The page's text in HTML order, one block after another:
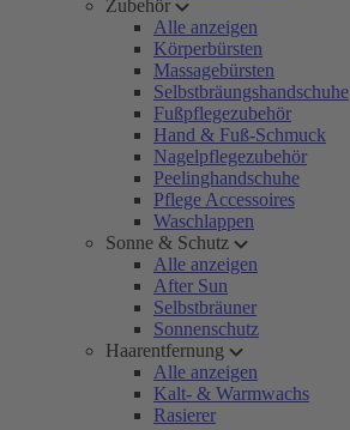
Zubehör
Alle anzeigen
Körperbürsten
Massagebürsten
Selbstbräungshandschuhe
Fußpflegezubehör
Hand & Fuß-Schmuck
Nagelpflegezubehör
Peelinghandschuhe
Pflege Accessoires
Waschlappen
Sonne & Schutz
Alle anzeigen
After Sun
Selbstbräuner
Sonnenschutz
Haarentfernung
Alle anzeigen
Kalt- & Warmwachs
Rasierer